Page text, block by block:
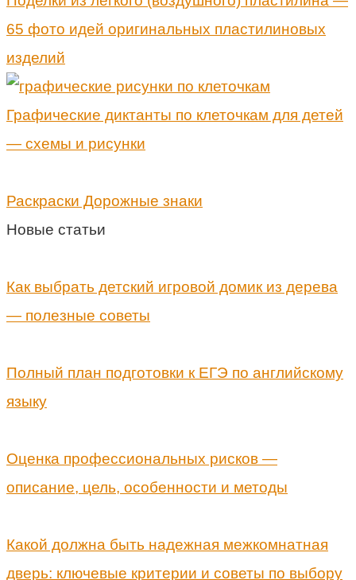
65 фото идей оригинальных пластилиновых
изделий
Графические диктанты по клеточкам для детей
— схемы и рисунки
Раскраски Дорожные знаки
Новые статьи
Как выбрать детский игровой домик из дерева
— полезные советы
Полный план подготовки к ЕГЭ по английскому
языку
Оценка профессиональных рисков —
описание, цель, особенности и методы
Какой должна быть надежная межкомнатная
дверь: ключевые критерии и советы по выбору